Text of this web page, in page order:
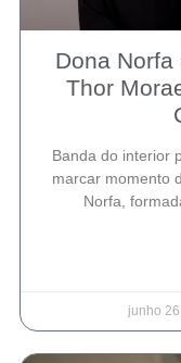
Dona
Thor
Banda do interior
marcar momento
Norfa,
junho